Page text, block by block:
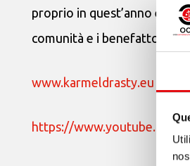
proprio in quest’anno ed
comunità e i benefattori
www.karmeldrasty.eu
https://www.youtube.com/